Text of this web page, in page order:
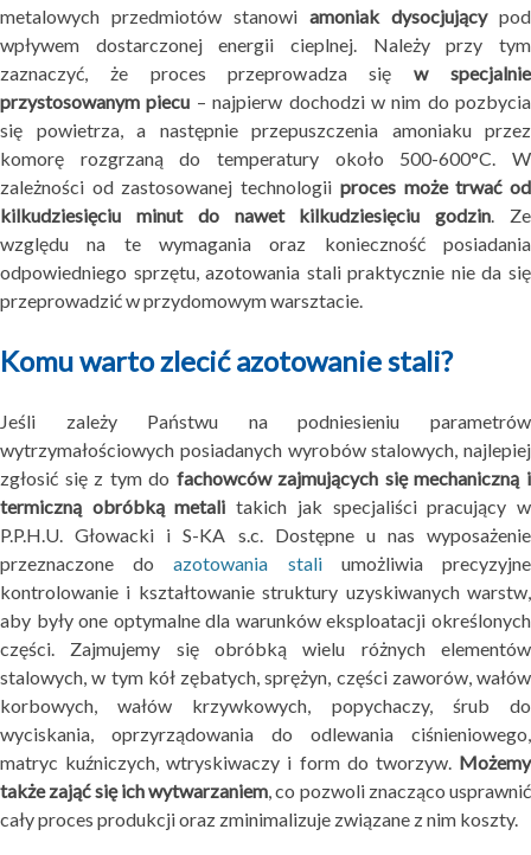
metalowych przedmiotów stanowi amoniak dysocjującypod
wpływem dostarczonej energii cieplnej. Należy przy tym
zaznaczyć, że proces przeprowadza sięw specjalnie
przystosowanym piecu – najpierw dochodzi w nim do pozbycia
się powietrza, a następnie przepuszczenia amoniaku przez
komorę rozgrzaną do temperatury około 500-600°C. W
zależności od zastosowanej technologii proces może trwać od
kilkudziesięciu minut do nawet kilkudziesięciu godzin . Ze
względu na te wymagania oraz konieczność posiadania
odpowiedniego sprzętu, azotowania stali praktycznie nie da się
przeprowadzić w przydomowym warsztacie.
Komu warto zlecić azotowanie stali?
Jeśli zależy Państwu na podniesieniu parametrów
wytrzymałościowych posiadanych wyrobów stalowych, najlepiej
zgłosić się z tym do fachowców zajmujących się mechaniczną i
termiczną obróbką metali takich jak specjaliści pracujący w
P.P.H.U. Głowacki i S-KA s.c. Dostępne u nas wyposażenie
przeznaczone doazotowania staliumożliwia precyzyjne
kontrolowanie i kształtowanie struktury uzyskiwanych warstw,
aby były one optymalne dla warunków eksploatacji określonych
części. Zajmujemy się obróbką wielu różnych elementów
stalowych, w tym kół zębatych, sprężyn, części zaworów, wałów
korbowych, wałów krzywkowych, popychaczy, śrub do
wyciskania, oprzyrządowania do odlewania ciśnieniowego,
matryc kuźniczych, wtryskiwaczy i form do tworzyw. Możemy
także zająć się ich wytwarzaniem , co pozwoli znacząco usprawnić
cały proces produkcji oraz zminimalizuje związane z nim koszty.